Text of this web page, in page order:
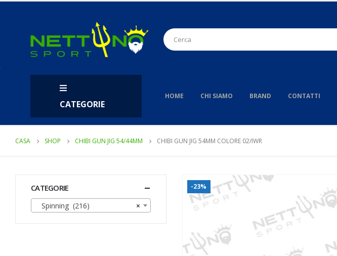
CATEGORIE
HOME CHI SIAMO BRAND CONTATTI
CASA SHOP CHIBI GUN JIG 54/44MM CHIBI GUN JIG 54MM COLORE 02/IWR
-23%
CATEGORIE
×
Spinning (216)